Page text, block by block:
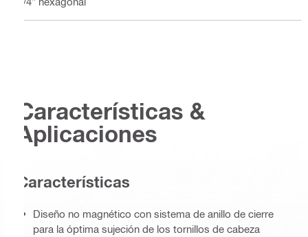
Características &
Aplicaciones
Características
Diseño no magnético con sistema de anillo de cierre
para la óptima sujeción de los tornillos de cabeza